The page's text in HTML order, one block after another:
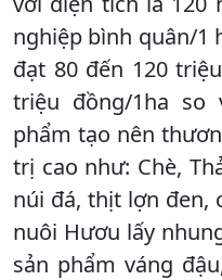
nghiệp bình quân/1
đạt 80 đến 120
triệu đồng/1ha so
phẩm tạo nên
trị cao như: Chè,
núi đá, thịt lợn đen,
nuôi Hươu lấy
sản phẩm váng